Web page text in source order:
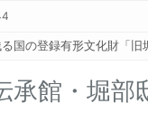
国の登録有形文化財「旧
承館・堀部